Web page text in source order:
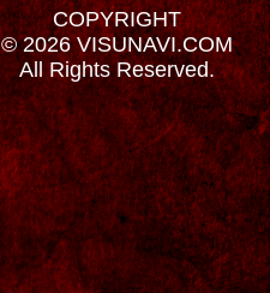
COPYRIGHT
© 2026 VISUNAVI.COM
All Rights Reserved.